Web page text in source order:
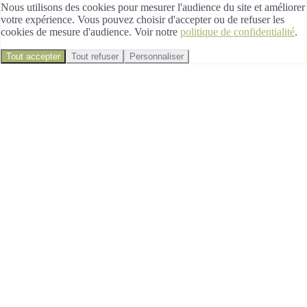
Nous utilisons des cookies pour mesurer l'audience du site et améliorer
votre expérience. Vous pouvez choisir d'accepter ou de refuser les
cookies de mesure d'audience. Voir notre politique de confidentialité.
Tout accepter Tout refuser Personnaliser